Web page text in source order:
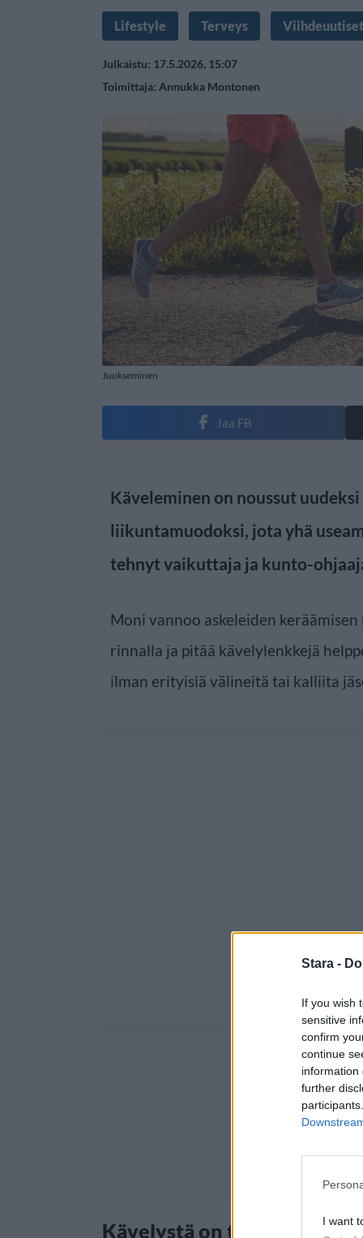
Stara -
If you wish
sensitive
confirm
continue
information
further
I want
Lifestyle Terveys Viihdeuutiset
Julkaistu: 17.5.2026, 15:07
Toimittaja: Annukka Montonen
Juokseminen
Jaa FB
Käveleminen on noussut
liikuntamuodoksi, jota yhä
tehnyt vaikuttaja ja kunto-
Moni vannoo askeleiden
rinnalla ja pitää kävelylenkkejä
ilman erityisiä välineitä tai kalliita
Kävelystä on tullut